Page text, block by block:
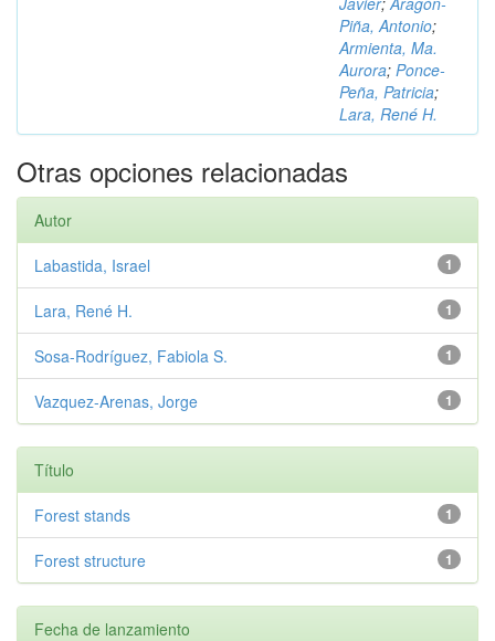
Piña, Antonio;
Armienta, Ma.
Aurora; Ponce-
Peña, Patricia;
Lara, René H.
Otras opciones relacionadas
Autor
1
Labastida, Israel
1
Lara, René H.
1
Sosa-Rodríguez, Fabiola S.
1
Vazquez-Arenas, Jorge
Título
1
Forest stands
1
Forest structure
Fecha de lanzamiento